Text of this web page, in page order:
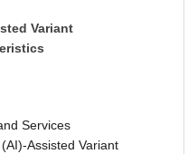
Variant
Services
Assisted Variant